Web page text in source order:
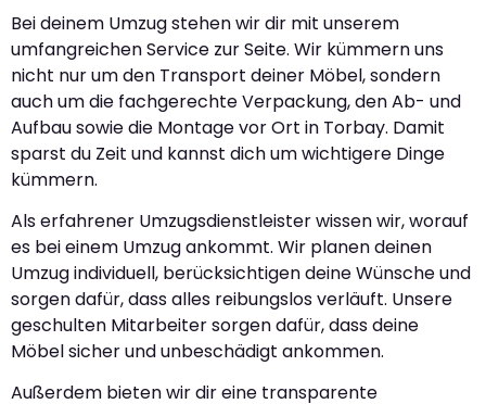
Bei deinem Umzug stehen wir dir mit unserem
umfangreichen Service zur Seite. Wir kümmern uns
nicht nur um den Transport deiner Möbel, sondern
auch um die fachgerechte Verpackung, den Ab- und
Aufbau sowie die Montage vor Ort in Torbay. Damit
sparst du Zeit und kannst dich um wichtigere Dinge
kümmern.
Als erfahrener Umzugsdienstleister wissen wir, worauf
es bei einem Umzug ankommt. Wir planen deinen
Umzug individuell, berücksichtigen deine Wünsche und
sorgen dafür, dass alles reibungslos verläuft. Unsere
geschulten Mitarbeiter sorgen dafür, dass deine
Möbel sicher und unbeschädigt ankommen.
Außerdem bieten wir dir eine transparente